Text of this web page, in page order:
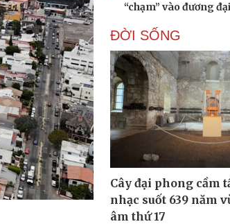
“chạm” vào đương đại
ĐỜI SỐNG
Cây đại phong cầm
nhạc suốt 639 năm
âm thứ 17